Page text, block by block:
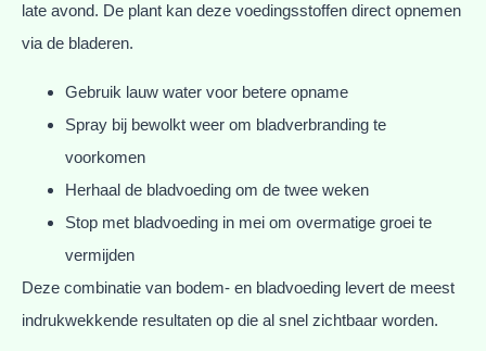
late avond. De plant kan deze voedingsstoffen direct opnemen
via de bladeren.
Gebruik lauw water voor betere opname
Spray bij bewolkt weer om bladverbranding te
voorkomen
Herhaal de bladvoeding om de twee weken
Stop met bladvoeding in mei om overmatige groei te
vermijden
Deze combinatie van bodem- en bladvoeding levert de meest
indrukwekkende resultaten op die al snel zichtbaar worden.